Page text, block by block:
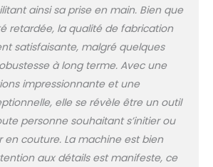
ainsi sa prise en main. Bien que
retardée, la qualité de fabrication
satisfaisante, malgré quelques
à long terme. Avec une
impressionnante et une
elle se révèle être un outil
personne souhaitant s’initier ou
en couture. La machine est bien
aux détails est manifeste, ce